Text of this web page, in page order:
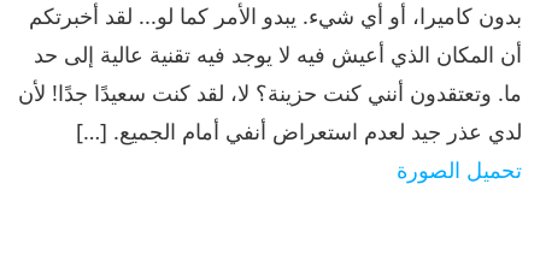
بين المعلمة والتلاميذ 2024-04-24 4862 الآراء
المعلمة تتناول العشاء مع فريق قناة
سوبريم ماستر التلفزيونية (جميعهم
فيغان) في لافينغ هت، الجزء 6 من 6
بدون كاميرا، أو أي شيء. يبدو الأمر كما لو... لقد أخبرتكم
أن المكان الذي أعيش فيه لا يوجد فيه تقنية عالية إلى حد
ما. وتعتقدون أنني كنت حزينة؟ لا، لقد كنت سعيدًا جدًا! لأن
لدي عذر جيد لعدم استعراض أنفي أمام الجميع. […]
تحميل الصورة